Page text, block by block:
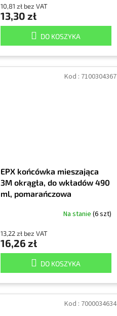
10,81 zł bez VAT
13,30 zł
DO KOSZYKA
EPX końcówka mieszająca
3M okrągła, do wkładów 490
ml, pomarańczowa
Na stanie (6 szt)
13,22 zł bez VAT
16,26 zł
DO KOSZYKA
Kod : 7100304367
Kod : 7000034634